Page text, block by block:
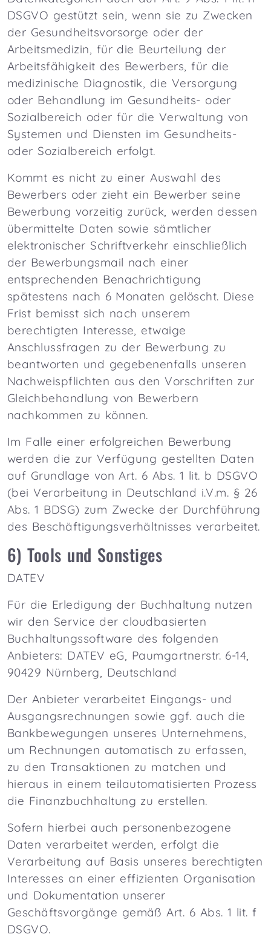
DSGVO gestützt sein, wenn sie zu Zwecken
der Gesundheitsvorsorge oder der
Arbeitsmedizin, für die Beurteilung der
Arbeitsfähigkeit des Bewerbers, für die
medizinische Diagnostik, die Versorgung
oder Behandlung im Gesundheits- oder
Sozialbereich oder für die Verwaltung von
Systemen und Diensten im Gesundheits-
oder Sozialbereich erfolgt.
Kommt es nicht zu einer Auswahl des
Bewerbers oder zieht ein Bewerber seine
Bewerbung vorzeitig zurück, werden dessen
übermittelte Daten sowie sämtlicher
elektronischer Schriftverkehr einschließlich
der Bewerbungsmail nach einer
entsprechenden Benachrichtigung
spätestens nach 6 Monaten gelöscht. Diese
Frist bemisst sich nach unserem
berechtigten Interesse, etwaige
Anschlussfragen zu der Bewerbung zu
beantworten und gegebenenfalls unseren
Nachweispflichten aus den Vorschriften zur
Gleichbehandlung von Bewerbern
nachkommen zu können.
Im Falle einer erfolgreichen Bewerbung
werden die zur Verfügung gestellten Daten
auf Grundlage von Art. 6 Abs. 1 lit. b DSGVO
(bei Verarbeitung in Deutschland i.V.m. § 26
Abs. 1 BDSG) zum Zwecke der Durchführung
des Beschäftigungsverhältnisses verarbeitet.
6) Tools und Sonstiges
DATEV
Für die Erledigung der Buchhaltung nutzen
wir den Service der cloudbasierten
Buchhaltungssoftware des folgenden
Anbieters: DATEV eG, Paumgartnerstr. 6-14,
90429 Nürnberg, Deutschland
Der Anbieter verarbeitet Eingangs- und
Ausgangsrechnungen sowie ggf. auch die
Bankbewegungen unseres Unternehmens,
um Rechnungen automatisch zu erfassen,
zu den Transaktionen zu matchen und
hieraus in einem teilautomatisierten Prozess
die Finanzbuchhaltung zu erstellen.
Sofern hierbei auch personenbezogene
Daten verarbeitet werden, erfolgt die
Verarbeitung auf Basis unseres berechtigten
Interesses an einer effizienten Organisation
und Dokumentation unserer
Geschäftsvorgänge gemäß Art. 6 Abs. 1 lit. f
DSGVO.